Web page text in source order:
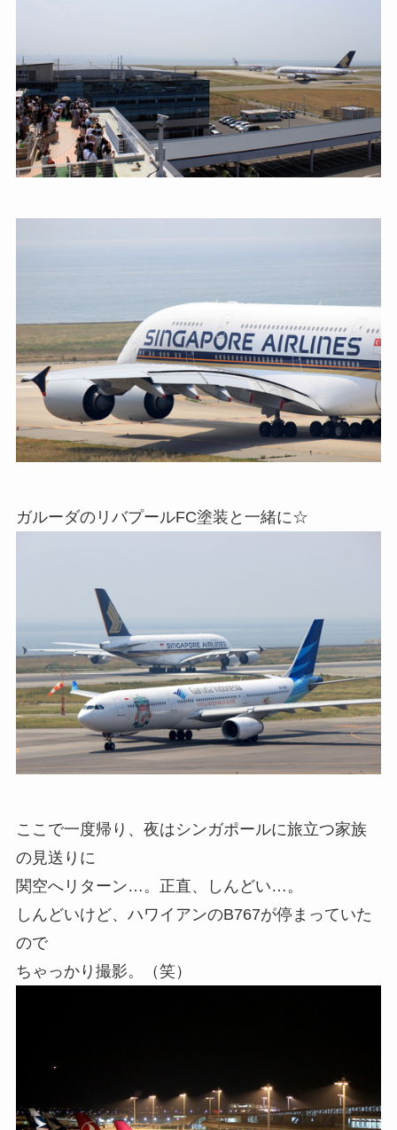
ガルーダのリバプールFC塗装と一緒に☆
ここで一度帰り、夜はシンガポールに旅立つ家族
の見送りに
関空へリターン…。正直、しんどい…。
しんどいけど、ハワイアンのB767が停まっていた
ので
ちゃっかり撮影。（笑）